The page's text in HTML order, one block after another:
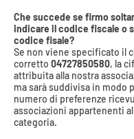
Che succede se firmo
indicare il codice fiscale o
codice fisale?
Se non viene specificato il
corretto 04727850580, la
attribuita alla nostra
ma sarà suddivisa in modo
numero di preferenze
associazioni appartenenti
categoria.